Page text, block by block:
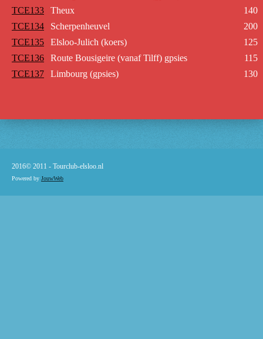
TCE133
Theux
140
TCE134
Scherpenheuvel
200
TCE135
Elsloo-Julich (koers)
125
TCE136
Route Bousigeire (vanaf Tilff) gpsies
115
TCE137
Limbourg (gpsies) 130
2016© 2011 - Tourclub-elsloo.nl
Powered by JouwWeb